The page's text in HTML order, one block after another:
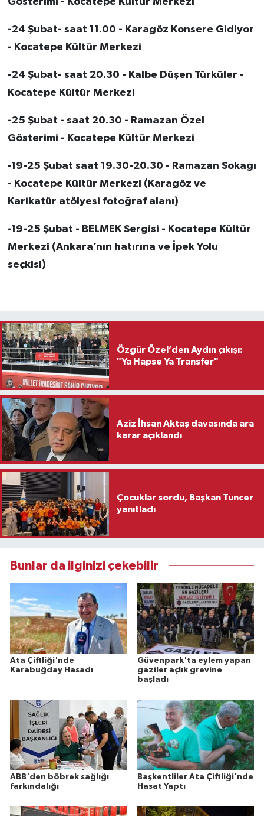
-24 Şubat- saat 11.00 - Karagöz Konsere Gidiyor
- Kocatepe Kültür Merkezi
-24 Şubat- saat 20.30 - Kalbe Düşen Türküler -
Kocatepe Kültür Merkezi
-25 Şubat - saat 20.30 - Ramazan Özel
Gösterimi - Kocatepe Kültür Merkezi
-19-25 Şubat saat 19.30-20.30 - Ramazan Sokağı
- Kocatepe Kültür Merkezi (Karagöz ve
Karikatür atölyesi fotoğraf alanı)
-19-25 Şubat - BELMEK Sergisi - Kocatepe Kültür
Merkezi (Ankara’nın hatırına ve İpek Yolu
seçkisi)
Özgür Özel’den Aydın çıkışı:
"Ya Hapse Ya Transfer"
Aziz İhsan Aktaş davasında ara
karar açıklandı
Çocuklar sordu, Başkan Tuncer
yanıtladı
Bunlar da ilginizi çekebilir
Ata Çiftliği'nde
Karabuğday Hasadı
Güvenpark'ta eylem yapan
gaziler açlık grevine
başladı
ABB'den böbrek sağlığı
farkındalığı
Başkentliler Ata Çiftliği'nde
Hasat Yaptı